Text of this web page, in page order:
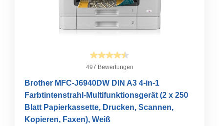
497 Bewertungen
Brother MFC-J6940DW DIN A3 4-in-1
Farbtintenstrahl-Multifunktionsgerät (2 x 250
Blatt Papierkassette, Drucken, Scannen,
Kopieren, Faxen), Weiß